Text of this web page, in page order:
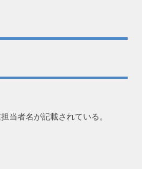
当者名が記載されている。